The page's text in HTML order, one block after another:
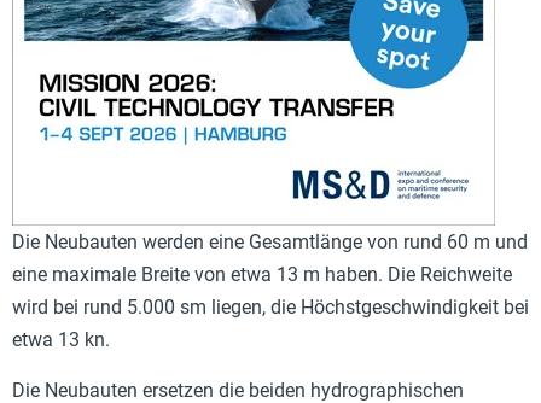
Die Neubauten werden eine Gesamtlänge von rund 60 m und
eine maximale Breite von etwa 13 m haben. Die Reichweite
wird bei rund 5.000 sm liegen, die Höchstgeschwindigkeit bei
etwa 13 kn.
Die Neubauten ersetzen die beiden hydrographischen